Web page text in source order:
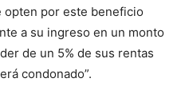
opten por este beneficio
a su ingreso en un monto
de un 5% de sus rentas
condonado”.